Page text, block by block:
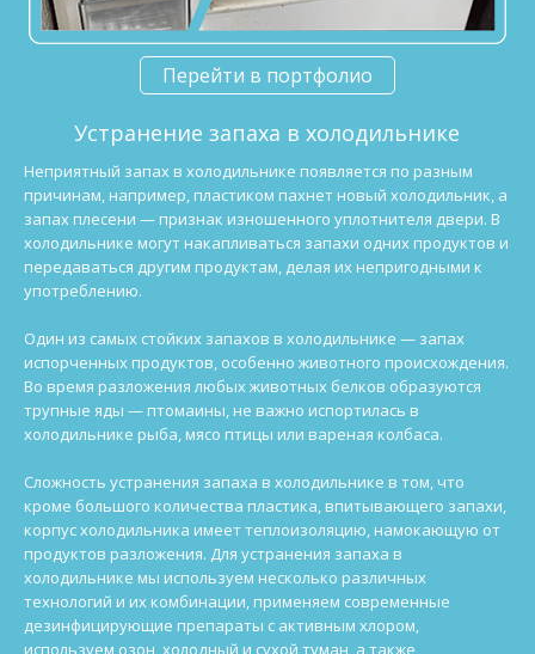
Перейти в портфолио
Устранение запаха в холодильнике
Неприятный запах в холодильнике появляется по разным
причинам, например, пластиком пахнет новый холодильник, а
запах плесени — признак изношенного уплотнителя двери. В
холодильнике могут накапливаться запахи одних продуктов и
передаваться другим продуктам, делая их непригодными к
употреблению.
Один из самых стойких запахов в холодильнике — запах
испорченных продуктов, особенно животного происхождения.
Во время разложения любых животных белков образуются
трупные яды — птомаины, не важно испортилась в
холодильнике рыба, мясо птицы или вареная колбаса.
Сложность устранения запаха в холодильнике в том, что
кроме большого количества пластика, впитывающего запахи,
корпус холодильника имеет теплоизоляцию, намокающую от
продуктов разложения. Для устранения запаха в
холодильнике мы используем несколько различных
технологий и их комбинации, применяем современные
дезинфицирующие препараты с активным хлором,
используем озон, холодный и сухой туман, а также